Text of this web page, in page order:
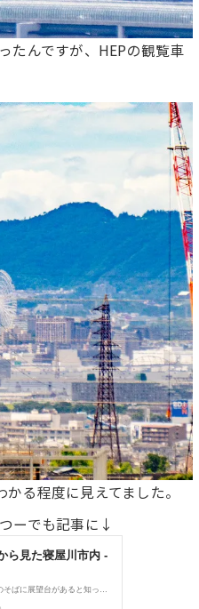
たんですが、HEPの観覧車
る程度に見えてました。
ーでも記事に↓